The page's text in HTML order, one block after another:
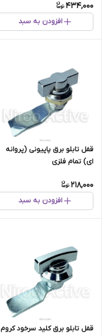
434,000
افزودن به سبد
قفل تابلو برق پاپیونی (پروانه
ای) تمام فلزی
218,000
افزودن به سبد
قفل تابلو برق کلید سرخود کروم